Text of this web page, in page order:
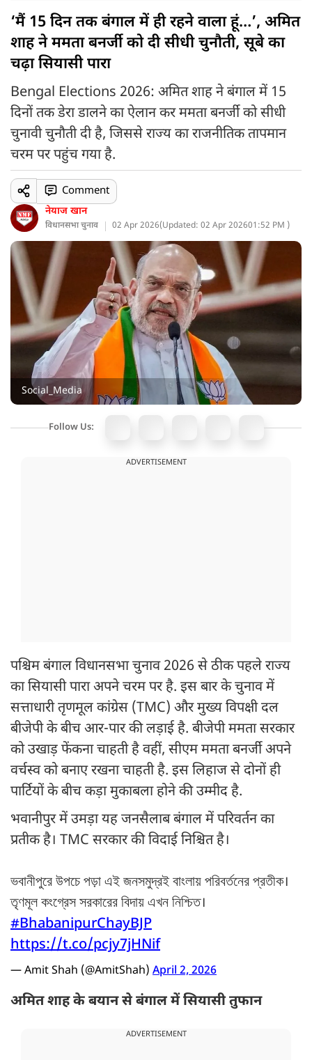
‘मैं 15 दिन तक बंगाल में ही रहने वाला हूं…’, अमित
शाह ने ममता बनर्जी को दी सीधी चुनौती, सूबे का
चढ़ा सियासी पारा
Bengal Elections 2026: अमित शाह ने बंगाल में 15
दिनों तक डेरा डालने का ऐलान कर ममता बनर्जी को सीधी
चुनावी चुनौती दी है, जिससे राज्य का राजनीतिक तापमान
चरम पर पहुंच गया है.
नेयाज खान
विधानसभा चुनाव 02 Apr 2026(Updated: 02 Apr 202601:52 PM )
Comment
Social_Media
Follow Us:
ADVERTISEMENT
पश्चिम बंगाल विधानसभा चुनाव 2026 से ठीक पहले राज्य
का सियासी पारा अपने चरम पर है. इस बार के चुनाव में
सत्ताधारी तृणमूल कांग्रेस (TMC) और मुख्य विपक्षी दल
बीजेपी के बीच आर-पार की लड़ाई है. बीजेपी ममता सरकार
को उखाड़ फेंकना चाहती है वहीं, सीएम ममता बनर्जी अपने
वर्चस्व को बनाए रखना चाहती है. इस लिहाज से दोनों ही
पार्टियों के बीच कड़ा मुकाबला होने की उम्मीद है.
भवानीपुर में उमड़ा यह जनसैलाब बंगाल में परिवर्तन का
प्रतीक है। TMC सरकार की विदाई निश्चित है।
ভবানীপুরে উপচে পড়া এই জনসমুদ্রই বাংলায় পরিবর্তনের প্রতীক।
তৃণমূল কংগ্রেস সরকারের বিদায় এখন নিশ্চিত।
#BhabanipurChayBJP
https://t.co/pcjy7jHNif
— Amit Shah (@AmitShah) April 2, 2026
अमित शाह के बयान से बंगाल में सियासी तुफान
ADVERTISEMENT